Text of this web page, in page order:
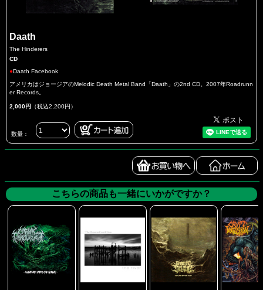
Daath
The Hinderers
CD
●Daath Facebook
アメリカはジョージアのMelodic Death Metal Band「Daath」の2nd CD。2007年Roadrunn
er Records。
2,000円 （税込2,200円）
数量：
こちらの商品も一緒にいかがですか？